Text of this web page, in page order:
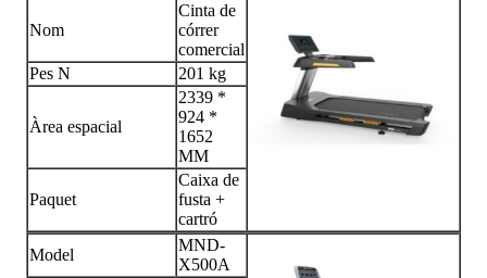
Nom
Cinta de
córrer
comercial
Pes N
201 kg
Àrea espacial
2339 *
924 *
1652
MM
Paquet
Caixa de
fusta +
cartró
Model
MND-
X500A